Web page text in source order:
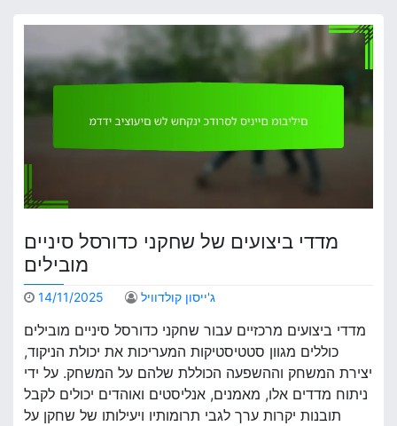
מדדי ביצועים של שחקני כדורסל סיניים
מובילים
14/11/2025 ג'ייסון קולדוויל
מדדי ביצועים מרכזיים עבור שחקני כדורסל סיניים מובילים
כוללים מגוון סטטיסטיקות המעריכות את יכולת הניקוד,
יצירת המשחק וההשפעה הכוללת שלהם על המשחק. על ידי
ניתוח מדדים אלו, מאמנים, אנליסטים ואוהדים יכולים לקבל
תובנות יקרות ערך לגבי תרומותיו ויעילותו של שחקן על